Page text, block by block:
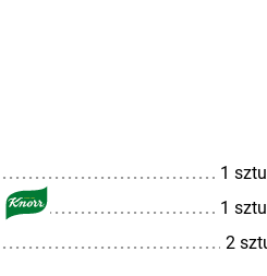
1
1
2